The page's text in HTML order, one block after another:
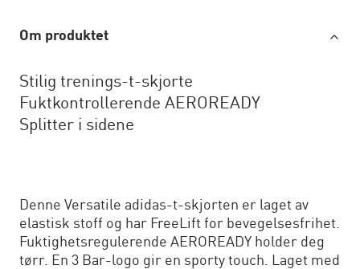
Om produktet
Stilig trenings-t-skjorte
Fuktkontrollerende AEROREADY
Splitter i sidene
Denne Versatile adidas-t-skjorten er laget av
elastisk stoff og har FreeLift for bevegelsesfrihet.
Fuktighetsregulerende AEROREADY holder deg
tørr. En 3 Bar-logo gir en sporty touch. Laget med